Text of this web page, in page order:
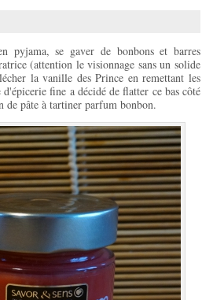
pyjama, se gaver de bonbons et barres
(attention le visionnage sans un solide
la vanille des Prince en remettant les
fine a décidé de flatter ce bas côté
de pâte à tartiner parfum bonbon.